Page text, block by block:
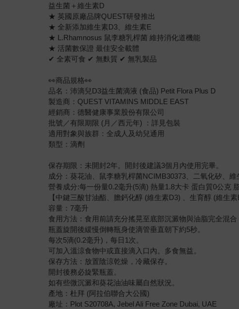
益生菌＋維生素D
★ 英國原廠品牌QUEST研發推出
★ 全新添加維生素D3、維生素E
★ L.Rhamnosus 鼠李糖乳桿菌 維持消化道機能
★ 活菌數保證 最佳安全載體
✔ 全素可食 ✔ 無麩質 ✔ 無乳製品
👀商品規格👀
品名：沛滴兒D3益生菌滴液 (食品) Petit Flora Plus D
製造商：QUEST VITAMINS MIDDLE EAST
經銷商：德醫健康事業股份有限公司
批號／有限期限 (月／西元年) ：詳見包裝
適用對象與族群：全成人及幼兒通用
類型：滴劑
保存期限：未開封2年。開封後建議3個月內使用完畢。
成分：葵花油、鼠李糖乳桿菌NCIMB30373、二氧化矽、維
營養成分:每一份量0.2毫升(5滴) 熱量1.8大卡 蛋白質0公克
【中鍵三酸甘油酯、膽鈣化醇 (維生素D3) 、生育醇 (維生素
容量：7毫升
食用方法：食用前請充分搖晃至底部沉澱物與油脂完全混合
瓶蓋旋開後緩慢倒轉瓶身使滴管垂直朝下約5秒。
每次5滴(0.2毫升)，每日1次。
可加入溫涼食物中或直接滴入口內。多食無益。
保存方法：放置陰涼乾燥，冷藏保存。
開封後務必旋緊瓶蓋。
如有些微沉澱和葵花油油味屬自然狀況。
產地：杜拜 (阿拉伯聯合大公國)
廠址：Plot S20708A, Jebel Ali Free Zone Dubai, UAE